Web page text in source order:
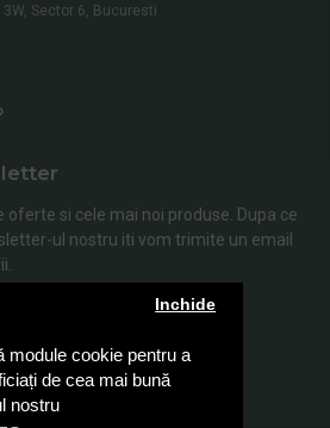
module cookie pentru a
de cea mai bună
nostru
Inchide
Sector 6, Bucuresti
si cele mai noi produse. Dupa ce
ul nostru iti vom trimite un email
Abonare
cu Politica de Confidentialitate